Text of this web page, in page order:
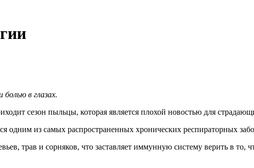
в глазах.
сезон пыльцы, которая является плохой новостью для
одним из самых распространенных хронических респираторных
трав и сорняков, что заставляет иммунную систему верить в то,